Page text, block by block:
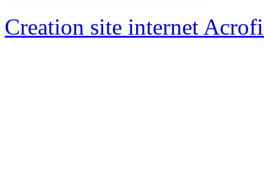
Creation site internet